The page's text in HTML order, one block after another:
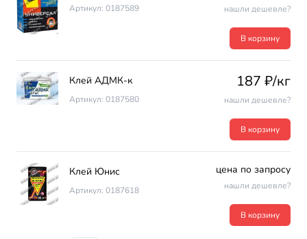
Артикул: 0187589 нашли дешевле?
В корзину
Клей АДМК-к
Артикул: 0187580
187 ₽/кг
нашли дешевле?
В корзину
Клей Юнис
Артикул: 0187618
цена по запросу
нашли дешевле?
В корзину